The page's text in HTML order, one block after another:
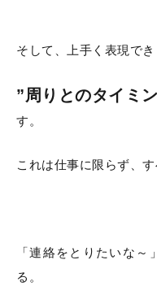
そして、上手く表現でき
”周りとのタイミ
す。
これは仕事に限らず、す
「連絡をとりたいな
る。